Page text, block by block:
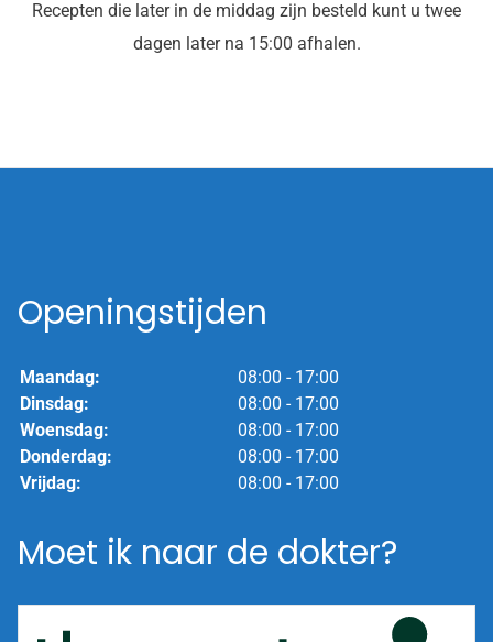
Recepten die later in de middag zijn besteld kunt u twee
dagen later na 15:00 afhalen.
Openingstijden
Maandag:
08:00 - 17:00
Dinsdag:
08:00 - 17:00
Woensdag:
08:00 - 17:00
Donderdag:
08:00 - 17:00
Vrijdag:
08:00 - 17:00
Moet ik naar de dokter?